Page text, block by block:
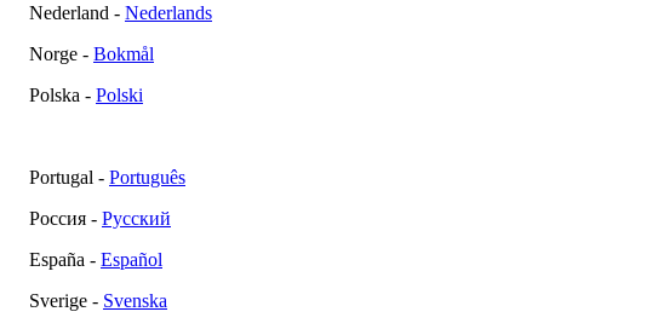
Nederland - Nederlands
Norge - Bokmål
Polska - Polski
Portugal - Português
Россия - Русский
España - Español
Sverige - Svenska